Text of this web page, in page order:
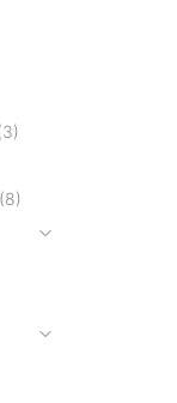
3
8